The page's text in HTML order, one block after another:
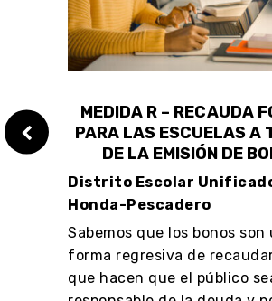
MEDIDA R – RECAUDA
PARA LAS ESCUELAS A
DE LA EMISIÓN DE
Distrito Escolar
Honda-Pescadero
Sabemos que los bonos son
forma regresiva de
que hacen que el público